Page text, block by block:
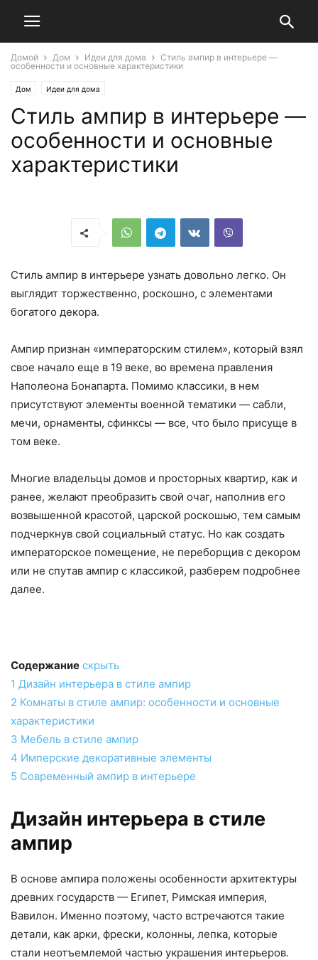
Домой Дом Идеи для дома
Стиль ампир в интерьере —
особенности и основные характеристики
Дом Идеи для дома
Стиль ампир в интерьере —
особенности и основные
характеристики
Стиль ампир в интерьере узнать довольно легко. Он
выглядит торжественно, роскошно, с элементами
богатого декора.
Ампир признан «императорским стилем», который взял
свое начало еще в 19 веке, во времена правления
Наполеона Бонапарта. Помимо классики, в нем
присутствуют элементы военной тематики — сабли,
мечи, орнаменты, сфинксы — все, что было присуще в
том веке.
Многие владельцы домов и просторных квартир, как и
ранее, желают преобразить свой очаг, наполнив его
возвышенной красотой, царской роскошью, тем самым
подчеркнув свой социальный статус. Но как создать
императорское помещение, не переборщив с декором
или не спутав ампир с классикой, разберем подробнее
далее.
Содержание скрыть
1 Дизайн интерьера в стиле ампир
2 Комнаты в стиле ампир: особенности и основные
характеристики
3 Мебель в стиле ампир
4 Имперские декоративные элементы
5 Современный ампир в интерьере
Дизайн интерьера в стиле
ампир
В основе ампира положены особенности архитектуры
древних государств — Египет, Римская империя,
Вавилон. Именно поэтому, часто встречаются такие
детали, как арки, фрески, колонны, лепка, которые
стали неотъемлемой частью украшения интерьеров.